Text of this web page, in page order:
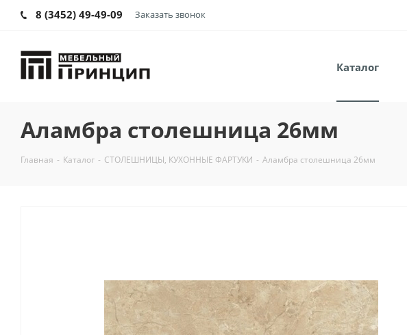
8 (3452) 49-49-09 Заказать звонок
Каталог
Аламбра столешница 26мм
Главная - Каталог - СТОЛЕШНИЦЫ, КУХОННЫЕ ФАРТУКИ - Аламбра столешница 26мм